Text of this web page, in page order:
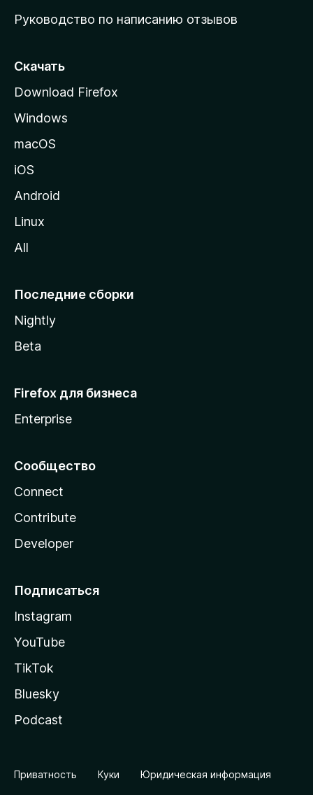
ю
т
а
н
у
M
i
l
Руководство по написанию отзывов
Скачать
Download Firefox
Windows
macOS
iOS
Android
Linux
All
Последние сборки
Nightly
Beta
Firefox для бизнеса
Enterprise
Сообщество
Connect
Contribute
Developer
Подписаться
Instagram
YouTube
TikTok
Bluesky
Podcast
Приватность Куки Юридическая информация